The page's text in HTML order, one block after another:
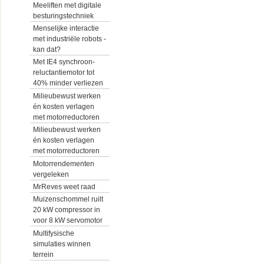
Meeliften met digitale
besturingstechniek
Menselijke interactie
met industriële robots -
kan dat?
Met IE4 synchroon-
reluctantiemotor tot
40% minder verliezen
Milieubewust werken
én kosten verlagen
met motorreductoren
Milieubewust werken
én kosten verlagen
met motorreductoren
Motorrendementen
vergeleken
MrReves weet raad
Muizenschommel ruilt
20 kW compressor in
voor 8 kW servomotor
Multifysische
simulaties winnen
terrein